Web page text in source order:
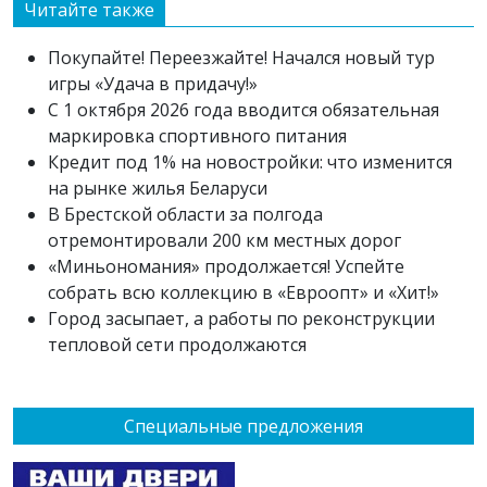
Специальные предложения
Читайте также
Покупайте! Переезжайте! Начался новый тур
игры «Удача в придачу!»
С 1 октября 2026 года вводится обязательная
маркировка спортивного питания
Кредит под 1% на новостройки: что изменится
на рынке жилья Беларуси
В Брестской области за полгода
отремонтировали 200 км местных дорог
«Миньономания» продолжается! Успейте
собрать всю коллекцию в «Евроопт» и «Хит!»
Город засыпает, а работы по реконструкции
тепловой сети продолжаются